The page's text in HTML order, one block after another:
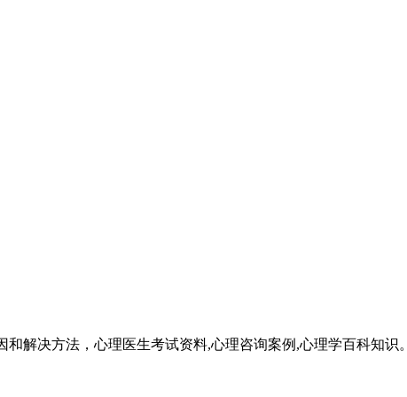
解决方法，心理医生考试资料,心理咨询案例,心理学百科知识。